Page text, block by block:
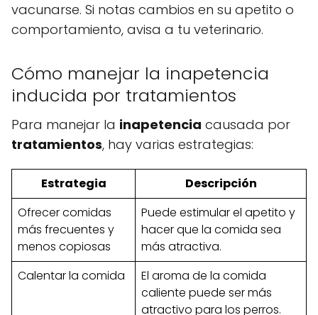
vacunarse. Si notas cambios en su apetito o
comportamiento, avisa a tu veterinario.
Cómo manejar la inapetencia
inducida por tratamientos
Para manejar la inapetencia causada por
tratamientos, hay varias estrategias:
Estrategia
Descripción
Ofrecer comidas
más frecuentes y
menos copiosas
Puede estimular el apetito y
hacer que la comida sea
más atractiva.
Calentar la comida
El aroma de la comida
caliente puede ser más
atractivo para los perros.